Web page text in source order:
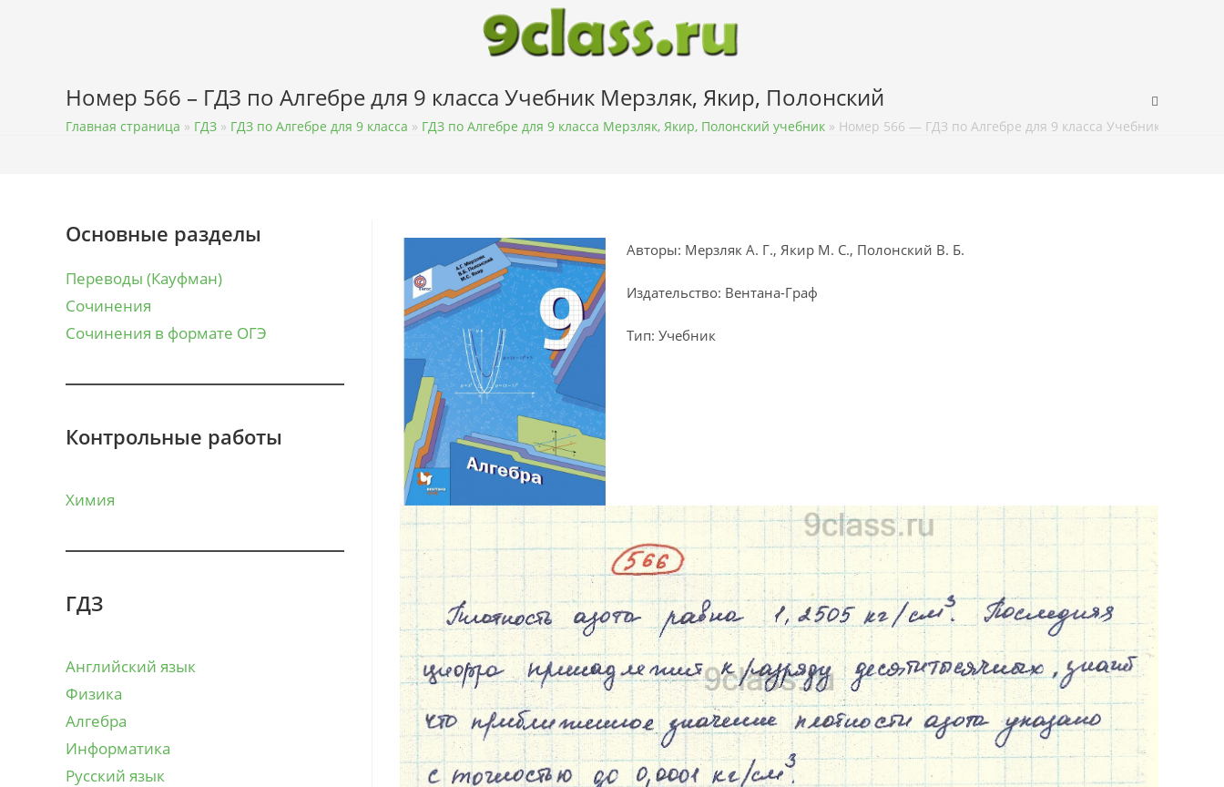
Номер 566 – ГДЗ по Алгебре для 9 класса Учебник Мерзляк, Якир, Полонский
Главная страница » ГДЗ » ГДЗ по Алгебре для 9 класса » ГДЗ по Алгебре для 9 класса Мерзляк, Якир, Полонский учебник » Номер 566 — ГДЗ по Алгебре для 9 класса Учебник
Основные разделы
Переводы (Кауфман)
Сочинения
Сочинения в формате ОГЭ
Контрольные работы
Химия
ГДЗ
Английский язык
Физика
Алгебра
Информатика
Русский язык
Авторы: Мерзляк А. Г., Якир М. С., Полонский В. Б.
Издательство: Вентана-Граф
Тип: Учебник